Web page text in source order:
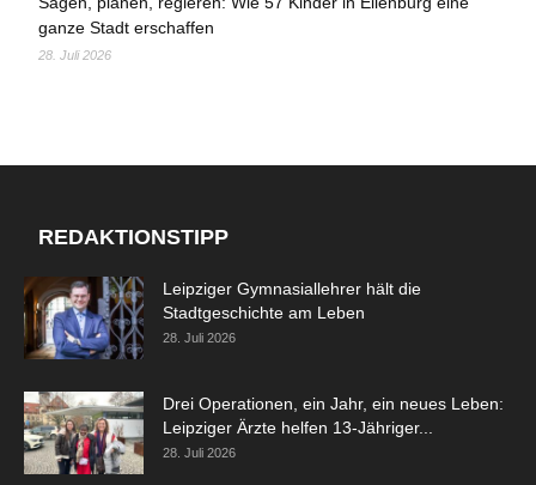
ganze Stadt erschaffen
28. Juli 2026
REDAKTIONSTIPP
Leipziger Gymnasiallehrer hält die
Stadtgeschichte am Leben
28. Juli 2026
Drei Operationen, ein Jahr, ein neues Leben:
Leipziger Ärzte helfen 13-Jähriger...
28. Juli 2026